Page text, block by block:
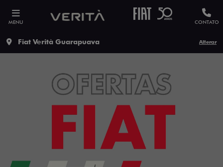
MENU CONTATO
Fiat Verità Guarapuava Alterar